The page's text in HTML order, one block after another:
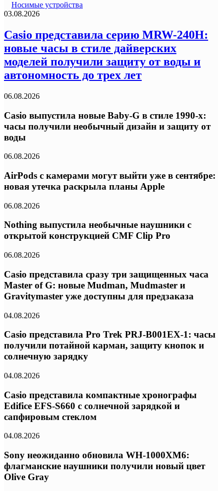
Носимые устройства
03.08.2026
Casio представила серию MRW-240H:
новые часы в стиле дайверских
моделей получили защиту от воды и
автономность до трех лет
06.08.2026
Casio выпустила новые Baby-G в стиле 1990-х:
часы получили необычный дизайн и защиту от
воды
06.08.2026
AirPods с камерами могут выйти уже в сентябре:
новая утечка раскрыла планы Apple
06.08.2026
Nothing выпустила необычные наушники с
открытой конструкцией CMF Clip Pro
06.08.2026
Casio представила сразу три защищенных часа
Master of G: новые Mudman, Mudmaster и
Gravitymaster уже доступны для предзаказа
04.08.2026
Casio представила Pro Trek PRJ-B001EX-1: часы
получили потайной карман, защиту кнопок и
солнечную зарядку
04.08.2026
Casio представила компактные хронографы
Edifice EFS-S660 с солнечной зарядкой и
сапфировым стеклом
04.08.2026
Sony неожиданно обновила WH-1000XM6:
флагманские наушники получили новый цвет
Olive Gray